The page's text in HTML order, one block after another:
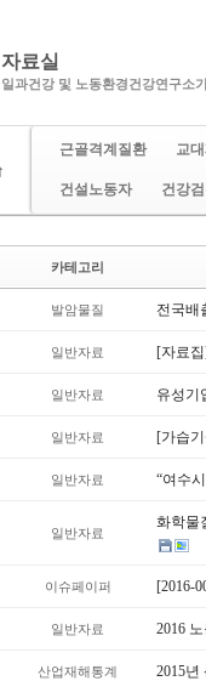
자료실
일과건강 및 노동환경건강연구소
근골격계질환 교
건설노동자 건강
카테고리
발암물질 전국배
일반자료 [자료
일반자료 유성기
일반자료 [가습
일반자료 “여수
일반자료
화학물
이슈페이퍼 [2016-
일반자료 2016
산업재해통계 2015년